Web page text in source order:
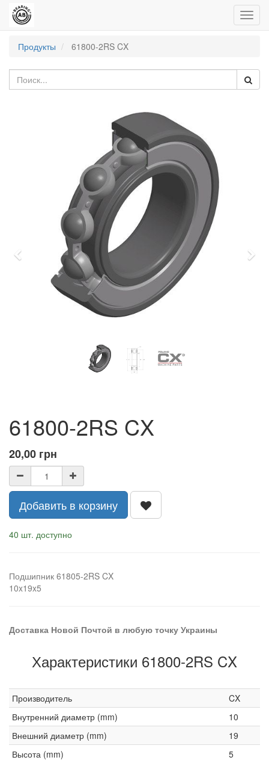
Продукты
61800-2RS CX
Previous
61800-2RS CX
20,00 грн
Добавить в корзину
40 шт. доступно
Подшипник 61805-2RS CX
10x19x5
Доставка Новой Почтой в любую точку Украины
Характеристики 61800-2RS CX
Производитель
CX
Внутренний диаметр (mm)
10
Внешний диаметр (mm)
19
Высота (mm)
5